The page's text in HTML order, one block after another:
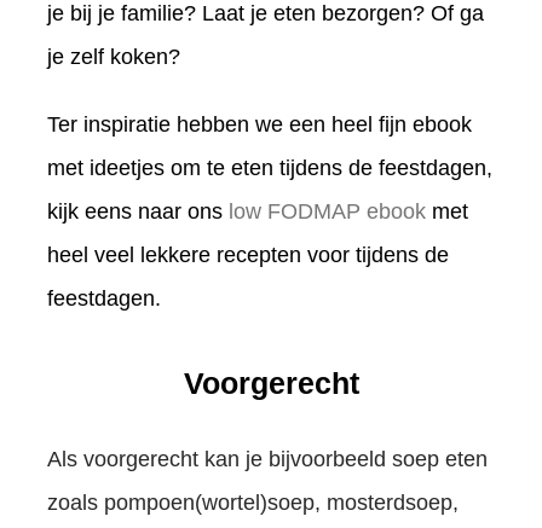
je bij je familie? Laat je eten bezorgen? Of ga
je zelf koken?
Ter inspiratie hebben we een heel fijn ebook
met ideetjes om te eten tijdens de feestdagen,
kijk eens naar ons low FODMAP ebook met
heel veel lekkere recepten voor tijdens de
feestdagen.
Voorgerecht
Als voorgerecht kan je bijvoorbeeld soep eten
zoals pompoen(wortel)soep, mosterdsoep,